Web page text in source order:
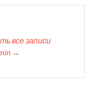
все записи
→